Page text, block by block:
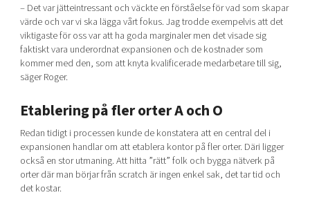
– Det var jätteintressant och väckte en förståelse för vad som skapar
värde och var vi ska lägga vårt fokus. Jag trodde exempelvis att det
viktigaste för oss var att ha goda marginaler men det visade sig
faktiskt vara underordnat expansionen och de kostnader som
kommer med den, som att knyta kvalificerade medarbetare till sig,
säger Roger.
Etablering på fler orter A och O
Redan tidigt i processen kunde de konstatera att en central del i
expansionen handlar om att etablera kontor på fler orter. Däri ligger
också en stor utmaning. Att hitta ”rätt” folk och bygga nätverk på
orter där man börjar från scratch är ingen enkel sak, det tar tid och
det kostar.